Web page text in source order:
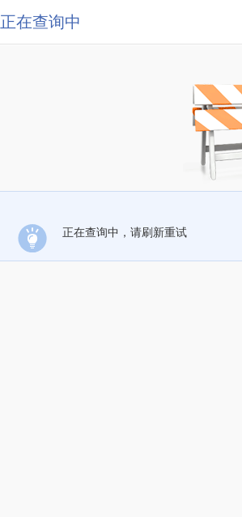
正在查询中
正在查询中，请刷新重试